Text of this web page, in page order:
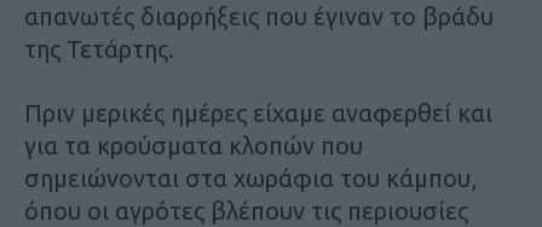
απανωτές διαρρήξεις που έγιναν το βράδυ
της Τετάρτης.
Πριν μερικές ημέρες είχαμε αναφερθεί και
για τα κρούσματα κλοπών που
σημειώνονται στα χωράφια του κάμπου,
όπου οι αγρότες βλέπουν τις περιουσίες